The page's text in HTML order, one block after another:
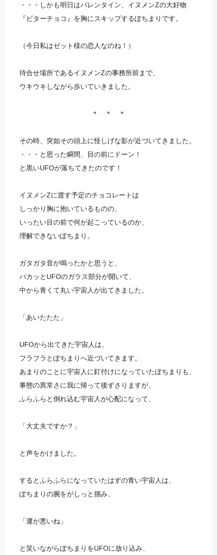
・・・しかも明日はバレンタイン、イヌメンZの大好物
『ビターチョコ』を胸にスキップするぽちまりです。
（今日私はゼット様の恋人なのね！）
待合せ場所であるイヌメンZの事務所前まで、
ウキウキしながら歩いていきました。
＊ ＊ ＊
その時、突如その頭上に怪しげな影が近づいてきました。
・・・と思った瞬間、目の前にドーン！
と黒いUFOが落ちてきたのです！
イヌメンZに渡す予定のチョコレートは
しっかり胸に抱いているものの、
いったい目の前で何が起こっているのか、
理解できないぽちまり。
ガタガタ音が鳴ったかと思うと、
パカッとUFOのガラス部分が開いて、
中から青くて丸い宇宙人が出てきました。
「あいたたた」
UFOから出てきた宇宙人は、
フラフラとぽちまりへ近づいてきます。
あまりのことに宇宙人に釘付けになっていたぽちまりも、
事態の異常さに我に帰って後ずさりますが、
ふらふらと倒れ込む宇宙人が心配になって、
「大丈夫ですか？」
と声をかけました。
するとふらふらになっていたはずの青い宇宙人は、
ぽちまりの腕をがしっと掴み、
「運が悪いね」
と笑いながらぽちまりをUFOに放り込み、